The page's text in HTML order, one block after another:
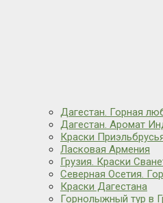
Дагестан. Горная
Дагестан. Аромат
Краски
Ласковая Армения
Грузия. Краски
Северная Осетия.
Краски Дагестана
Горнолыжный тур в